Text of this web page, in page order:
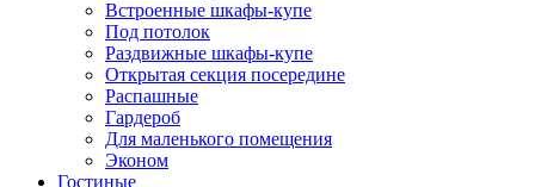
Встроенные шкафы-купе
Под потолок
Раздвижные шкафы-купе
Открытая секция посередине
Распашные
Гардероб
Для маленького помещения
Эконом
Гостиные